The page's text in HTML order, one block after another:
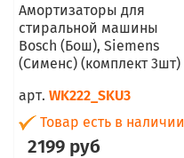
Амортизаторы для
стиральной машины
Bosch (Бош), Siemens
(Сименс) (комплект 3шт)
арт. WK222_SKU3
Товар есть в наличии
2199 руб